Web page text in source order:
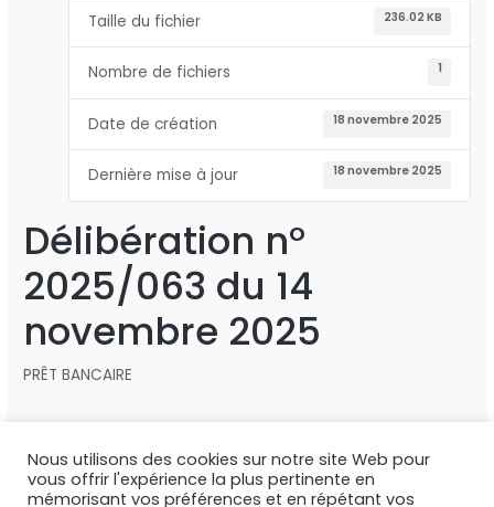
Taille du fichier 236.02 KB
Nombre de fichiers 1
Date de création 18 novembre 2025
Dernière mise à jour 18 novembre 2025
Délibération n°
2025/063 du 14
novembre 2025
PRÊT BANCAIRE
Fichier précédent Fichier suivant
Nous utilisons des cookies sur notre site Web pour
vous offrir l'expérience la plus pertinente en
mémorisant vos préférences et en répétant vos